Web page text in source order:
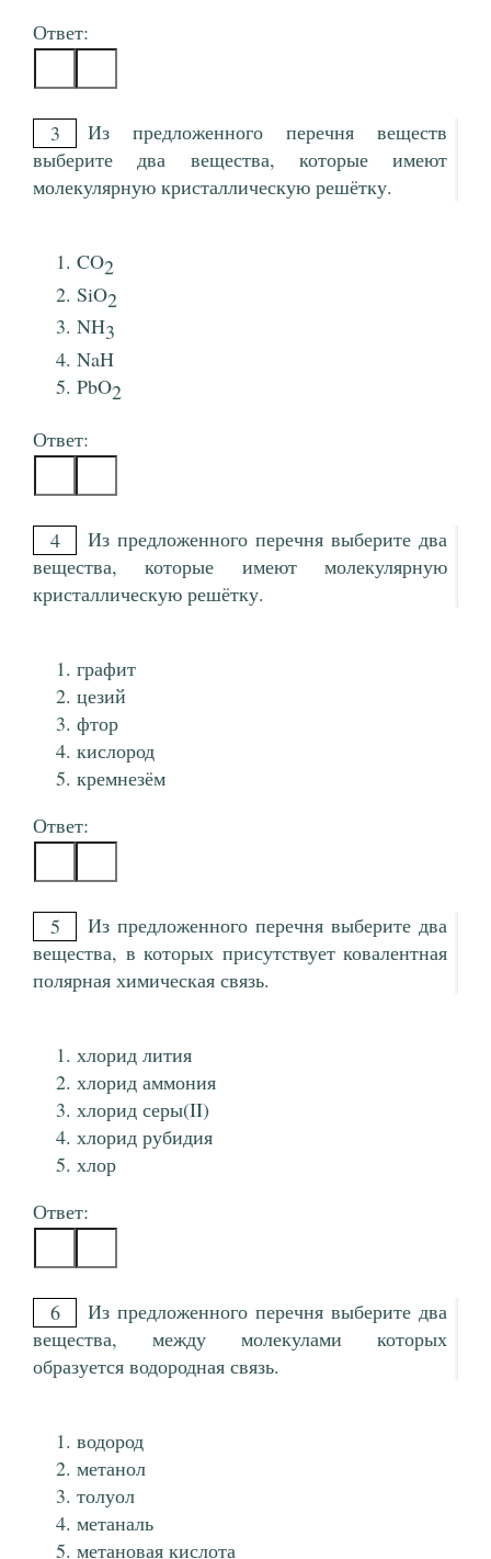
Ответ:
3
Из предложенного перечня веществ
выберите два вещества, которые имеют
молекулярную кристаллическую решётку.
CO2
SiO2
NH3
NaH
PbO2
Ответ:
4
Из предложенного перечня выберите два
вещества, которые имеют молекулярную
кристаллическую решётку.
графит
цезий
фтор
кислород
кремнезём
Ответ:
5
Из предложенного перечня выберите два
вещества, в которых присутствует ковалентная
полярная химическая связь.
хлорид лития
хлорид аммония
хлорид серы(II)
хлорид рубидия
хлор
Ответ:
6
Из предложенного перечня выберите два
вещества, между молекулами которых
образуется водородная связь.
водород
метанол
толуол
метаналь
метановая кислота